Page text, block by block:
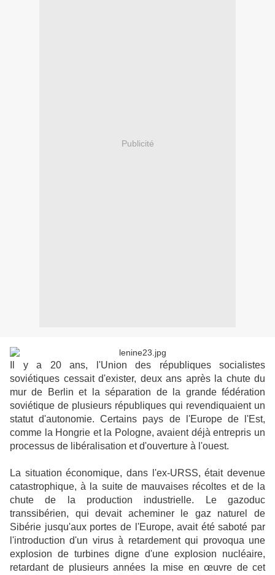
Publicité
Il y a 20 ans, l'Union des républiques socialistes
soviétiques cessait d'exister, deux ans après la chute du
mur de Berlin et la séparation de la grande fédération
soviétique de plusieurs républiques qui revendiquaient un
statut d'autonomie. Certains pays de l'Europe de l'Est,
comme la Hongrie et la Pologne, avaient déjà entrepris un
processus de libéralisation et d'ouverture à l'ouest.
La situation économique, dans l'ex-URSS, était devenue
catastrophique, à la suite de mauvaises récoltes et de la
chute de la production industrielle. Le gazoduc
transsibérien, qui devait acheminer le gaz naturel de
Sibérie jusqu'aux portes de l'Europe, avait été saboté par
l'introduction d'un virus à retardement qui provoqua une
explosion de turbines digne d'une explosion nucléaire,
retardant de plusieurs années la mise en œuvre de cet